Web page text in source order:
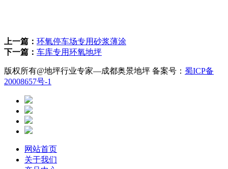
上一篇： 环氧停车场专用砂浆薄涂
下一篇： 车库专用环氧地坪
版权所有@地坪行业专家—成都奥景地坪 备案号： 蜀ICP备
20008657号-1
网站首页
关于我们